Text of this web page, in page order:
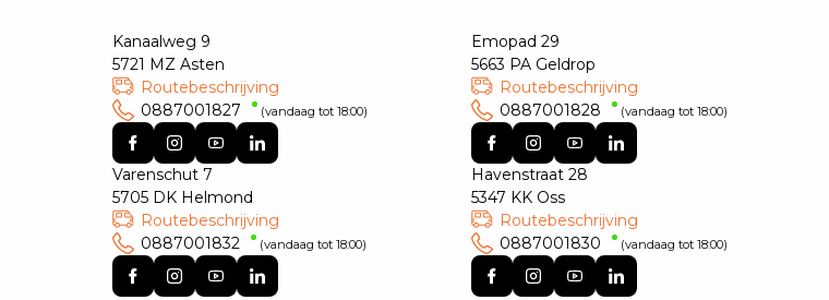
Kanaalweg 9
5721 MZ Asten
Routebeschrijving
0887001827
(vandaag tot 18:00)
Varenschut 7
5705 DK Helmond
Routebeschrijving
0887001832
(vandaag tot 18:00)
Emopad 29
5663 PA Geldrop
Routebeschrijving
0887001828
(vandaag tot 18:00)
Havenstraat 28
5347 KK Oss
Routebeschrijving
0887001830
(vandaag tot 18:00)